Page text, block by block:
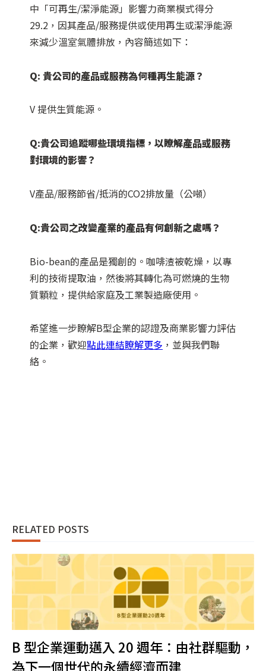
中「可再生/潔淨能源」影響力商業模式得分
29.2，因其產品/服務提供或使用再生或潔淨能源
來減少溫室氣體排放，內容簡述如下：
Q: 貴公司的產品或服務為何種再生能源？
V 提供生質能源。
Q:貴公司追蹤哪些環境指標，以瞭解產品或服務
對環境的影響？
V產品/服務節省/抵消的CO2排放量（公噸）
Q:貴公司之改變產業的產品有何創新之處嗎？
Bio-bean的產品是獨創的。咖啡渣被乾燥，以專
利的技術提取油，然後將其轉化為可燃燒的生物
質顆粒，提供給家庭及工業製造廠使用。
希望進一步瞭解B型企業的認證及商業影響力評估
的企業，歡迎點此連結瞭解更多 ，並與我們聯
絡。
RELATED POSTS
B 型企業運動邁入 20 週年：由社群驅動，
為下一個世代的永續經濟而建